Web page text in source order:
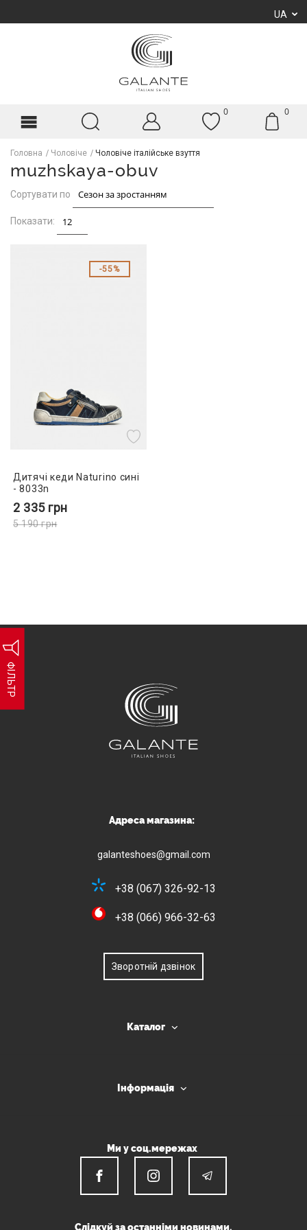
UA
0 0
Головна Чоловіче Чоловіче італійське взуття
muzhskaya-obuv
ФІЛЬТР
Сортувати по
Показати:
55%
Дитячі кеди Naturino сині
- 8033n
2 335 грн
5 190грн
Адреса магазина:
galanteshoes@gmail.com
+38 (067) 326-92-13
+38 (066) 966-32-63
Зворотній дзвінок
Каталог
Інформація
Ми у соц.мережах
Слідкуй за останніми новинами.